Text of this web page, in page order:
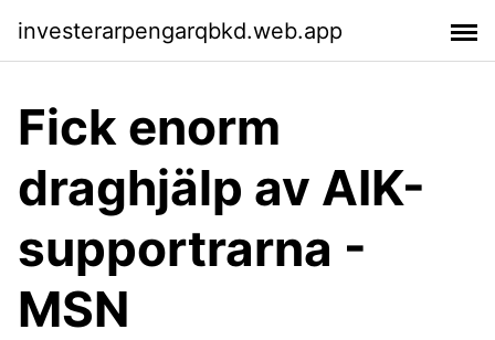
investerarpengarqbkd.web.app
Fick enorm
draghjälp av AIK-
supportrarna -
MSN